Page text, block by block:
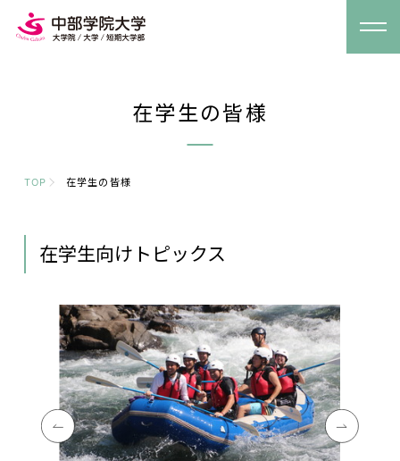
在学生の皆様
TOP 在学生の皆様
在学生向けトピックス